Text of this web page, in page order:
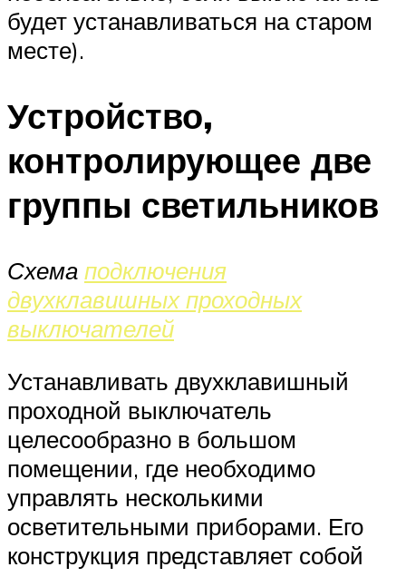
будет устанавливаться на старом
месте).
Устройство,
контролирующее две
группы светильников
Схема подключения
двухклавишных проходных
выключателей
Устанавливать двухклавишный
проходной выключатель
целесообразно в большом
помещении, где необходимо
управлять несколькими
осветительными приборами. Его
конструкция представляет собой